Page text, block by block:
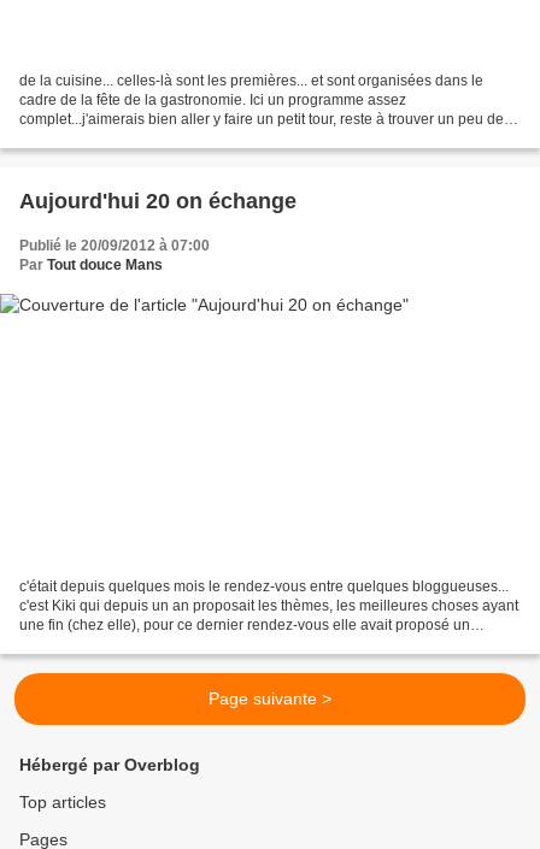
de la cuisine... celles-là sont les premières... et sont organisées dans le
cadre de la fête de la gastronomie. Ici un programme assez
complet...j'aimerais bien aller y faire un petit tour, reste à trouver un peu de
Aujourd'hui 20 on échange
Publié le 20/09/2012 à 07:00
Par Tout douce Mans
c'était depuis quelques mois le rendez-vous entre quelques bloggueuses...
c'est Kiki qui depuis un an proposait les thèmes, les meilleures choses ayant
une fin (chez elle), pour ce dernier rendez-vous elle avait proposé un
Page suivante >
Hébergé par Overblog
Top articles
Pages